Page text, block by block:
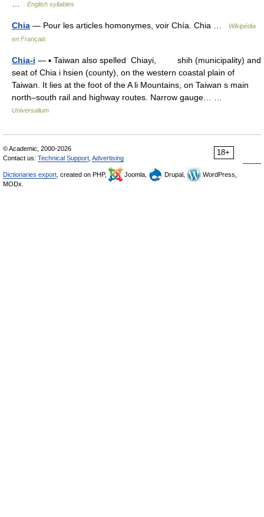
English syllables
Chia — Pour les articles homonymes, voir Chía. Chia …
Wikipédia
en Français
Chia-i — ▪ Taiwan also spelled Chiayi, shih (municipality) and
seat of Chia i hsien (county), on the western coastal plain of
Taiwan. It lies at the foot of the A li Mountains, on Taiwan s main
north–south rail and highway routes. Narrow gauge… …
Universalium
18+
© Academic, 2000-2026
Contact us: Technical Support Advertising
Dictionaries export , created on PHP, Joomla, Drupal,
WordPress,
MODx.